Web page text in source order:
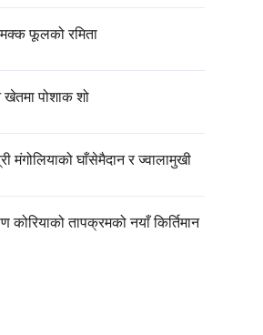
फूलको रमिता
खेतमा पोशाक शो
मंगोलियाको घाँसेमैदान र ज्वालामुखी
कोरियाको तापक्रमको नयाँ किर्तिमान